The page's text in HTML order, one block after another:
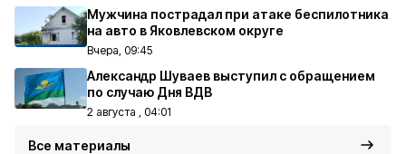
Мужчина пострадал при атаке беспилотника
на авто в Яковлевском округе
Вчера, 09:45
Александр Шуваев выступил с обращением
по случаю Дня ВДВ
2 августа , 04:01
Все материалы